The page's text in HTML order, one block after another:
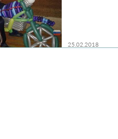
25.02.2018